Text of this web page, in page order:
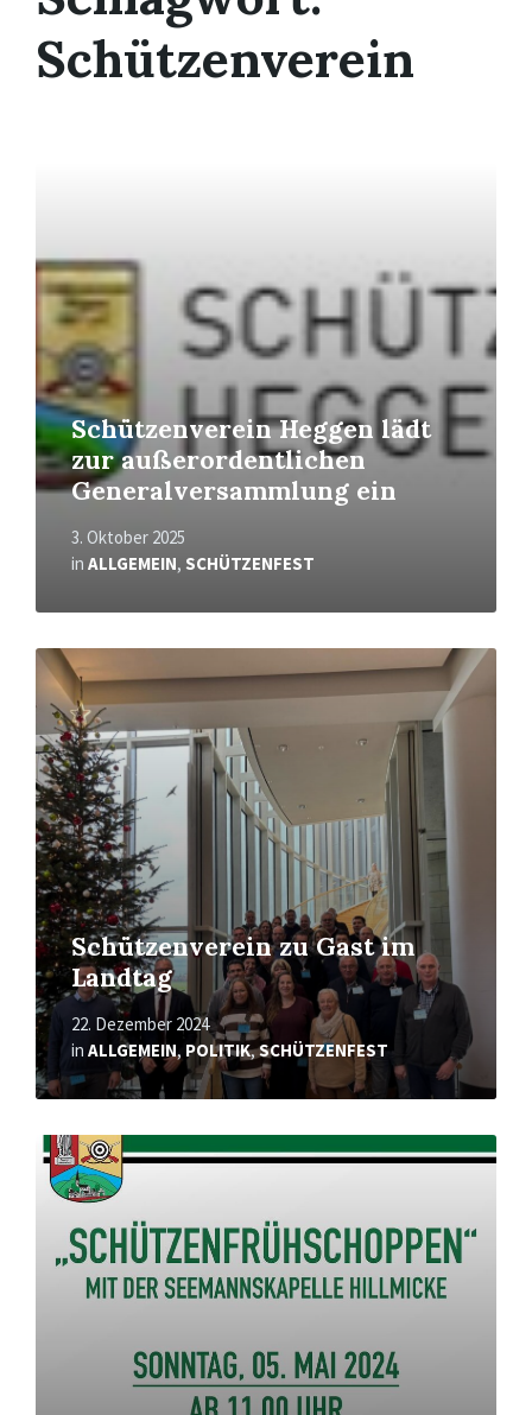
Schützenverein
Schützenverein Heggen lädt
zur außerordentlichen
Generalversammlung ein
3. Oktober 2025
in ALLGEMEIN, SCHÜTZENFEST
Schützenverein zu Gast im
Landtag
22. Dezember 2024
in ALLGEMEIN, POLITIK,SCHÜTZENFEST
Mehr
erfahren
Mehr
erfahren